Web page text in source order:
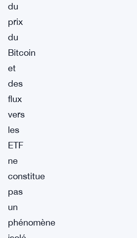
du
prix
du
Bitcoin
et
des
flux
vers
les
ETF
ne
constitue
pas
un
phénomène